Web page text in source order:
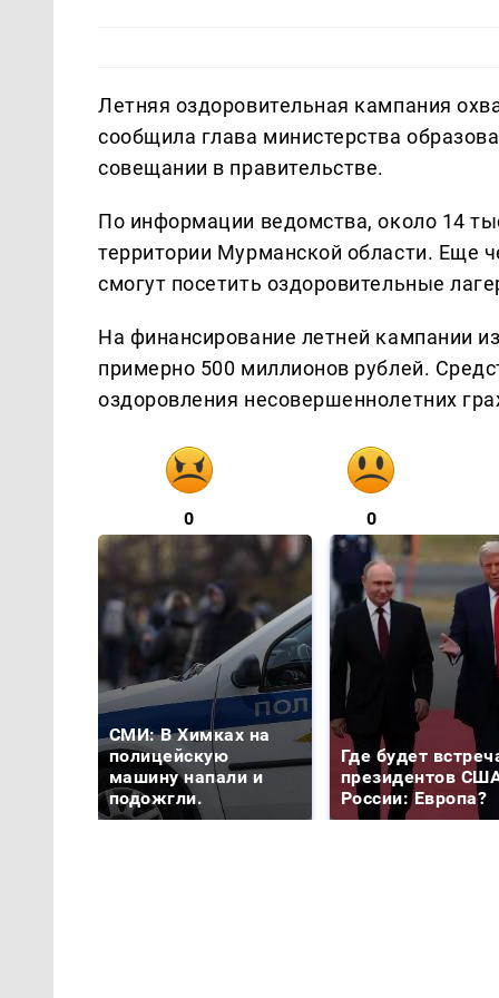
Летняя оздоровительная кампания
сообщила глава министерства
совещании в правительстве.
По информации ведомства, около 14
территории Мурманской области. Еще
смогут посетить оздоровительные
На финансирование летней кампании
примерно 500 миллионов рублей.
оздоровления несовершеннолетних
0 0
СМИ: В Химках на
полицейскую
машину напали и
подожгли.
Где будет
президентов
России: Европа?